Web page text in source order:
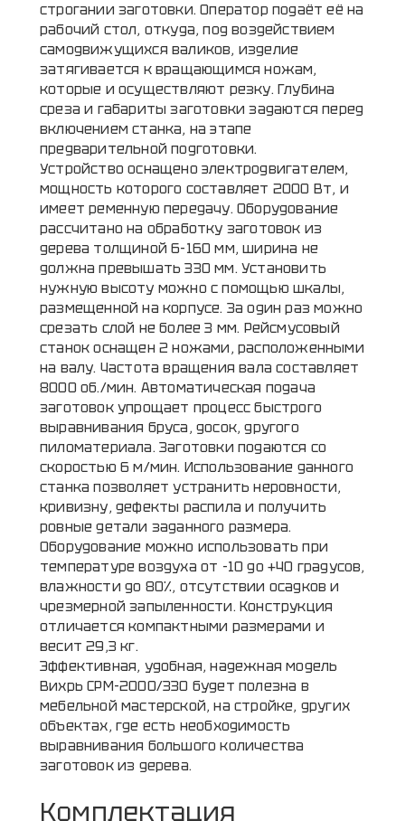
строгании заготовки. Оператор подаёт её на
рабочий стол, откуда, под воздействием
самодвижущихся валиков, изделие
затягивается к вращающимся ножам,
которые и осуществляют резку. Глубина
среза и габариты заготовки задаются перед
включением станка, на этапе
предварительной подготовки.
Устройство оснащено электродвигателем,
мощность которого составляет 2000 Вт, и
имеет ременную передачу. Оборудование
рассчитано на обработку заготовок из
дерева толщиной 6-160 мм, ширина не
должна превышать 330 мм. Установить
нужную высоту можно с помощью шкалы,
размещенной на корпусе. За один раз можно
срезать слой не более 3 мм. Рейсмусовый
станок оснащен 2 ножами, расположенными
на валу. Частота вращения вала составляет
8000 об./мин. Автоматическая подача
заготовок упрощает процесс быстрого
выравнивания бруса, досок, другого
пиломатериала. Заготовки подаются со
скоростью 6 м/мин. Использование данного
станка позволяет устранить неровности,
кривизну, дефекты распила и получить
ровные детали заданного размера.
Оборудование можно использовать при
температуре воздуха от -10 до +40 градусов,
влажности до 80%, отсутствии осадков и
чрезмерной запыленности. Конструкция
отличается компактными размерами и
весит 29,3 кг.
Эффективная, удобная, надежная модель
Вихрь СРМ-2000/330 будет полезна в
мебельной мастерской, на стройке, других
объектах, где есть необходимость
выравнивания большого количества
заготовок из дерева.
Комплектация